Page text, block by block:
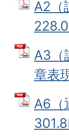
A2（
A3（
章表
A6（